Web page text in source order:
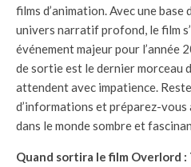
films d’animation. Avec une base
univers narratif profond, le film
événement majeur pour l’année
de sortie est le dernier morceau
attendent avec impatience.
d’informations et préparez-vous
dans le monde sombre et
Quand sortira le film Overlord :